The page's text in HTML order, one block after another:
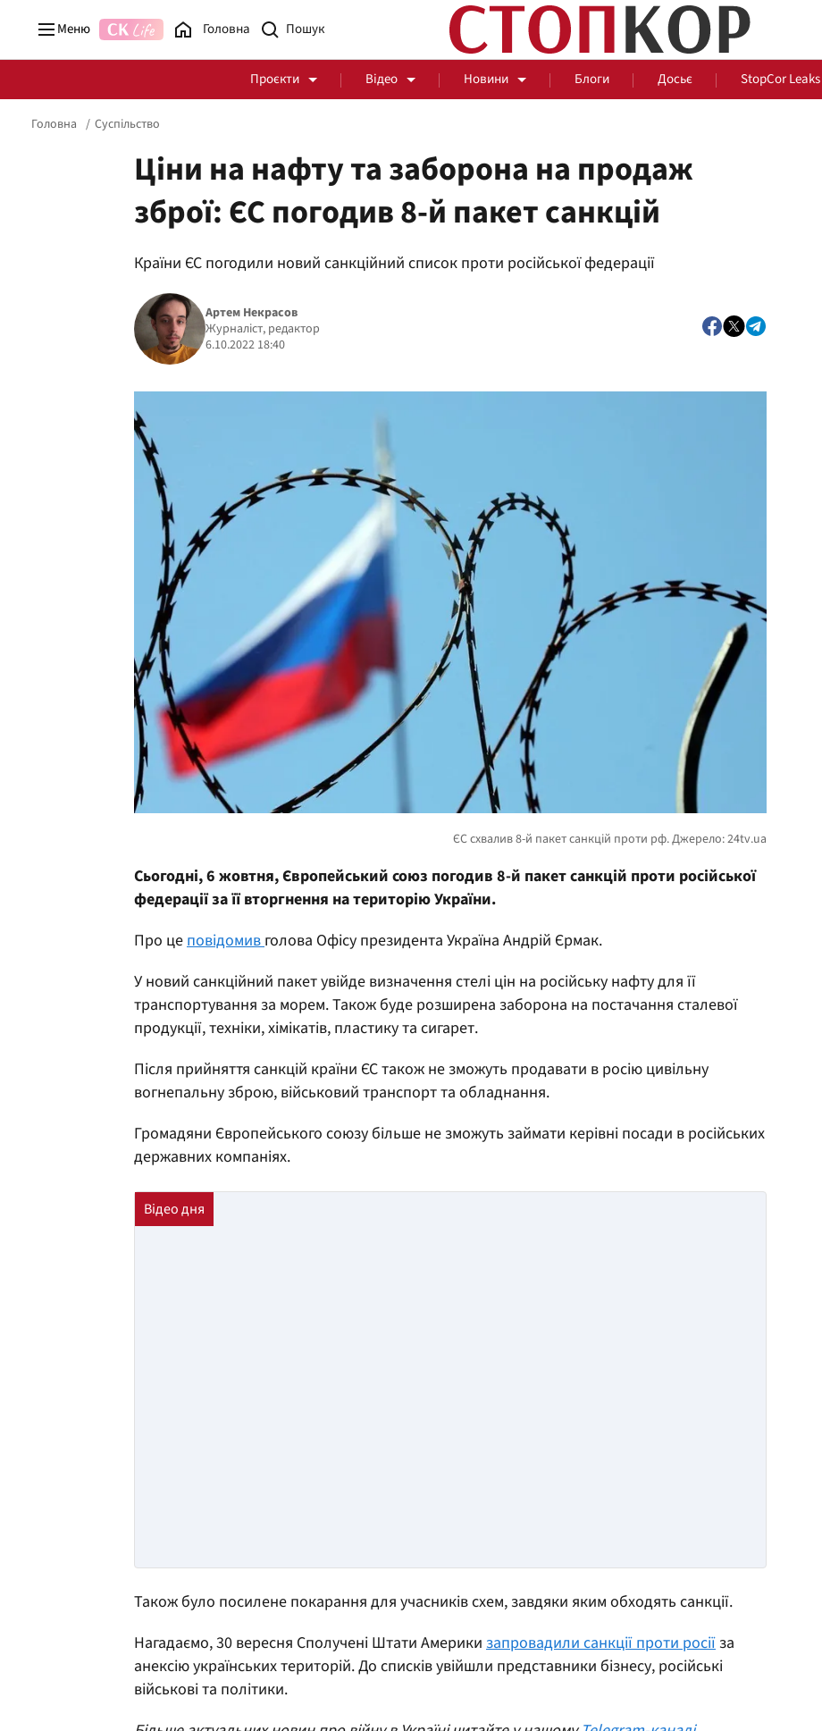
Меню Головна
Проєкти Відео Новини Блоги Досьє StopCor Leaks
Стоп Політичній Корупції Чесні закупівлі За парканом
Головна Суспільство
Ціни на нафту та заборона на продаж
зброї: ЄС погодив 8-й пакет санкцій
Країни ЄС погодили новий санкційний список проти російської федерації
Артем Некрасов
Журналіст, редактор
6.10.2022 18:40
Сьогодні, 6 жовтня, Європейський союз погодив 8-й пакет санкцій проти російської
федерації за її вторгнення на територію України.
Про це повідомив голова Офісу президента Україна Андрій Єрмак.
У новий санкційний пакет увійде визначення стелі цін на російську нафту для її
транспортування за морем. Також буде розширена заборона на постачання сталевої
продукції, техніки, хімікатів, пластику та сигарет.
Після прийняття санкцій країни ЄС також не зможуть продавати в росію цивільну
вогнепальну зброю, військовий транспорт та обладнання.
Громадяни Європейського союзу більше не зможуть займати керівні посади в російських
державних компаніях.
Також було посилене покарання для учасників схем, завдяки яким обходять санкції.
Нагадаємо, 30 вересня Сполучені Штати Америки запровадили санкції проти росії за
анексію українських територій. До списків увійшли представники бізнесу, російські
військові та політики.